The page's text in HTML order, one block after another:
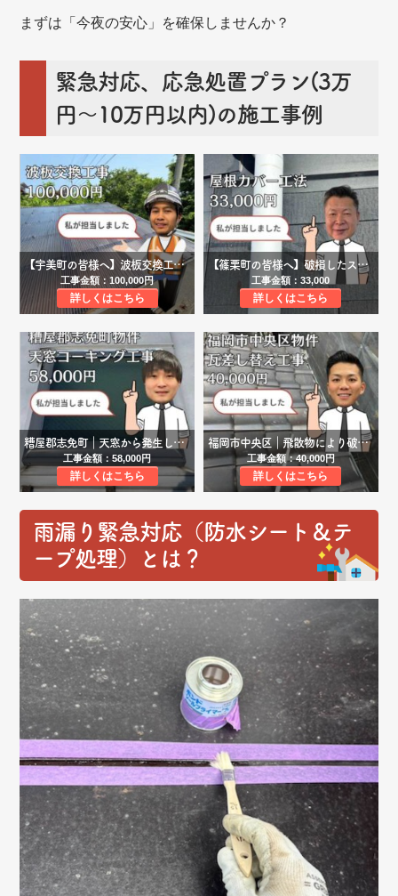
まずは「今夜の安心」を確保しませんか？
緊急対応、応急処置プラン(3万
円～10万円以内)の施工事例
【宇美町の皆様へ】波板交換工事事例｜劣化により破損した駐車場屋根をポリカーボネートで明るく変身！
工事金額：100,000円
詳しくはこちら
【篠栗町の皆様へ】破損したスレート屋根材が飛散…屋根材補修工事にて破損箇所を修繕しました！
工事金額：33,000
詳しくはこちら
糟屋郡志免町｜天窓から発生した雨漏りをコーキング工事で解決！
工事金額：58,000円
詳しくはこちら
福岡市中央区｜飛散物により破損した瓦の差し替え工事を行い、雨漏りを解消しました！
工事金額：40,000円
詳しくはこちら
雨漏り緊急対応（防水シート＆テ
ープ処理）とは？